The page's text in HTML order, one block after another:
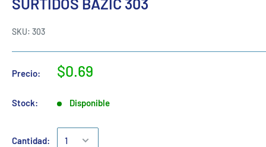
SURTIDOS BAZIC 303
SKU: 303
Precio: $0.69
Stock: Disponible
Cantidad: